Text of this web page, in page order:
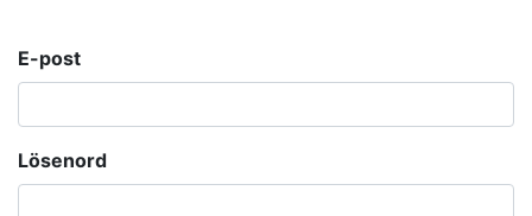
E-post
Lösenord